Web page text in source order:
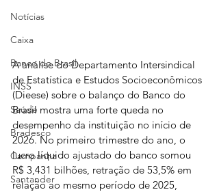
Notícias
Caixa
Banco do Brasil
INSS
Saúde
Bradesco
Campanha
Santander
A análise do Departamento Intersindical
de Estatística e Estudos Socioeconômicos
(Dieese) sobre o balanço do Banco do
Brasil mostra uma forte queda no
desempenho da instituição no início de
2026. No primeiro trimestre do ano, o
lucro líquido ajustado do banco somou
R$ 3,431 bilhões, retração de 53,5% em
relação ao mesmo período de 2025,